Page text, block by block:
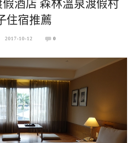
酒店 森林溫泉渡假村
住宿推薦
2017-10-12 0